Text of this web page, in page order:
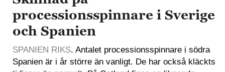
processionsspinnare i Sverige
och Spanien
SPANIEN RIKS. Antalet processionsspinnare i södra
Spanien är i år större än vanligt. De har också kläckts